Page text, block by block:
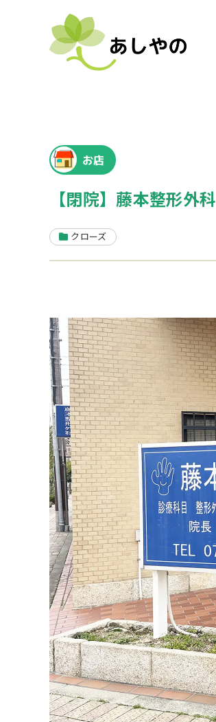
お店
【閉院】藤本整形外科
クローズ